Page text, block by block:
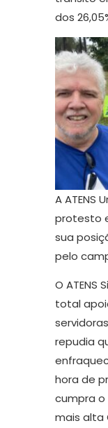
dos
A ATENS
protesto
sua
pelo
O ATENS
total
repudia
hora de
cumpra
mais alta